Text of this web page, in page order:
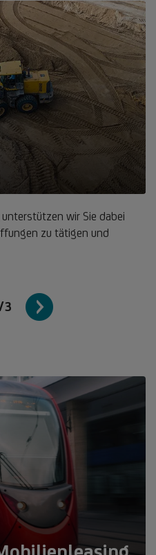
wir Sie dabei
zu tätigen und
3